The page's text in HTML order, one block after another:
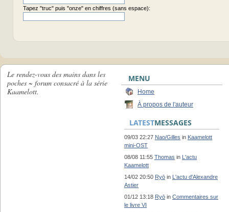
Tapez "truc" puis "onze" en chiffres (sans espace):
Le rendez-vous des mains dans les
poches ~ forum consacré à la série
Kaamelott.
MENU
Home
À propos de l'auteur
LATESTMESSAGES
09/03 22:27 Nao/Gilles in Kaamelott
mini-OST
08/08 11:55 Thomas in L'actu
Kaamelott
14/02 20:50 Ryō in L'actu d'Alexandre
Astier
01/12 13:18 Ryō in Commentaires sur
le livre VI